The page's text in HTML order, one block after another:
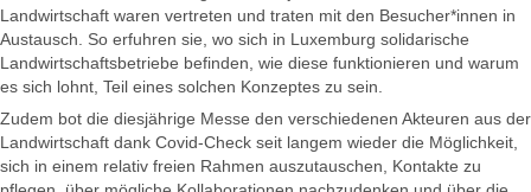
Landwirtschaft waren vertreten und traten mit den Besucher*innen in
Austausch. So erfuhren sie, wo sich in Luxemburg solidarische
Landwirtschaftsbetriebe befinden, wie diese funktionieren und warum
es sich lohnt, Teil eines solchen Konzeptes zu sein.
Zudem bot die diesjährige Messe den verschiedenen Akteuren aus der
Landwirtschaft dank Covid-Check seit langem wieder die Möglichkeit,
sich in einem relativ freien Rahmen auszutauschen, Kontakte zu